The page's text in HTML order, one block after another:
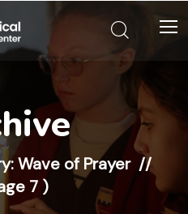
Wave of Prayer
7 )